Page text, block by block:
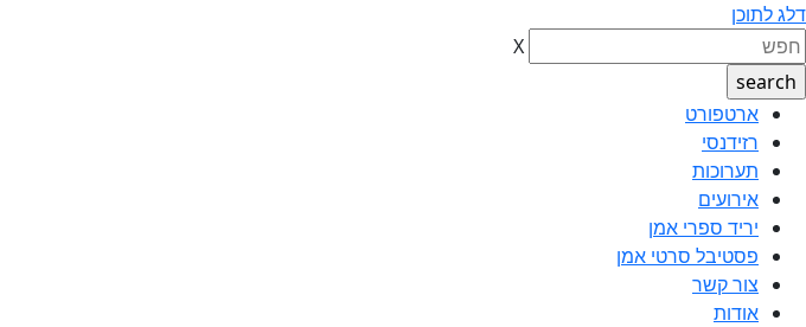
דלג לתוכן
X
ארטפורט
רזידנסי
תערוכות
אירועים
יריד ספרי אמן
פסטיבל סרטי אמן
צור קשר
אודות